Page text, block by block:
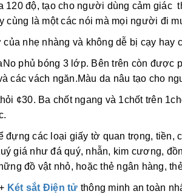
độ, tạo cho người dùng cảm giác
cùng là một các nói mà mọi người đi
nhẹ nhàng và không dễ bị cạy hay
phủ bóng 3 lớp. Bên trên còn
các vách ngăn.Màu da nâu tạo cho
¢30. Ba chốt ngang và 1chốt trên
các loại giấy tờ quan trọng, tiền,
giá như đá quý, nhẫn, kim cương,
đồ vật nhỏ, hoặc thẻ ngân hàng,
Két sắt Điện tử thông minh an toàn